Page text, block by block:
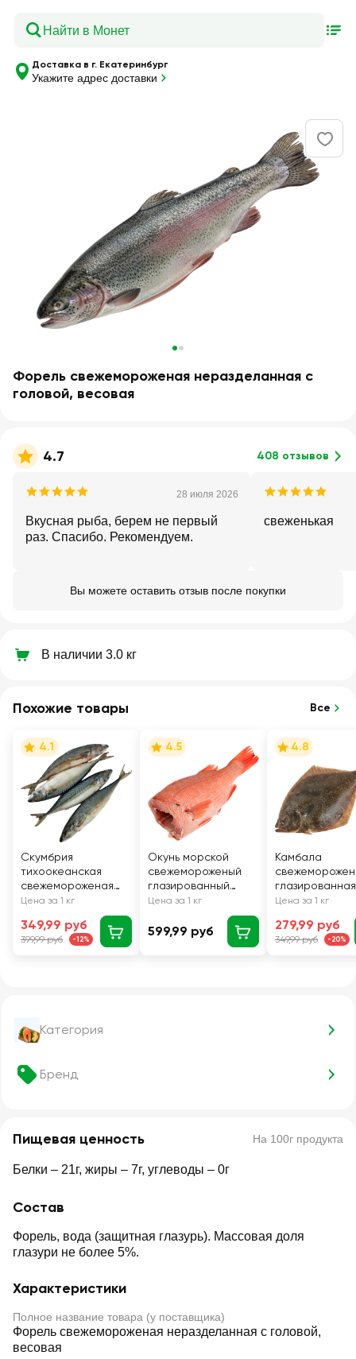
Доставка в г. Екатеринбург
Укажите адрес доставки
Форель свежемороженая неразделанная с
головой, весовая
4.7 408 отзывов
28 июля 2026
Вкусная рыба, берем не первый
раз. Спасибо. Рекомендуем.
свеженькая
Вы можете оставить отзыв после покупки
В наличии 3.0 кг
Категория
Бренд
Пищевая ценность На 100г продукта
Белки – 21г, жиры – 7г, углеводы – 0г
Состав
Форель, вода (защитная глазурь). Массовая доля
глазури не более 5%.
Характеристики
Полное название товара (у поставщика)
Форель свежемороженая неразделанная с головой,
весовая
Похожие товары Все
4.1
Скумбрия
тихоокеанская
свежемороженая
неразделанная,
Цена за 1 кг
349,99 руб
399,99 руб -12%
4.5
Окунь морской
свежемороженый
глазированный
потрошеный без
головы, весовой
Цена за 1 кг
599,99 руб
4.8
Камбала
глазированная
Цена за 1 кг
279,99 руб
349,99 руб -20%